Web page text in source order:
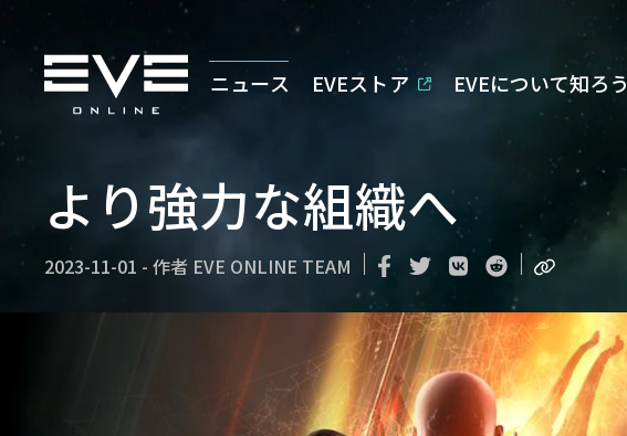
ニュース EVEストア EVEについて知ろう
より強力な組織へ
2023-11-01 - 作者 EVE ONLINE TEAM